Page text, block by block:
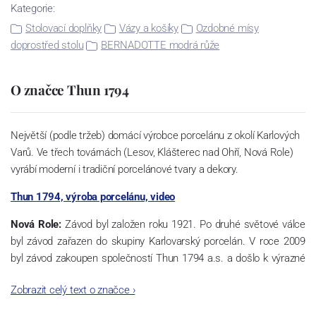
Kategorie:
Stolovací doplňky
Vázy a košíky
Ozdobné mísy
doprostřed stolu
BERNADOTTE modrá růže
O značce Thun 1794
Největší (podle tržeb) domácí výrobce porcelánu z okolí Karlových
Varů. Ve třech továrnách (Lesov, Klášterec nad Ohří, Nová Role)
vyrábí moderní i tradiční porcelánové tvary a dekory.
Thun 1794, výroba porcelánu, video
Nová Role: Závod byl založen roku 1921. Po druhé světové válce
byl závod zařazen do skupiny Karlovarský porcelán. V roce 2009
byl závod zakoupen společností Thun 1794 a.s. a došlo k výrazné
společnosti a v jejím areálu jsou umístěny i provoz servis a výroba
Zobrazit celý text o značce›